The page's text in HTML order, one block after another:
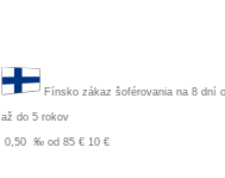
Fínsko zákaz šoférovania na 8 dní
až do 5 rokov
0,50 ‰ od 85 € 10 €